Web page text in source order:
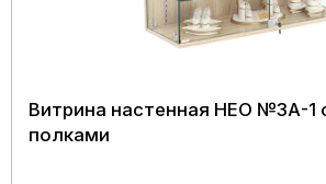
Витрина настенная НЕО №3А-1
полками